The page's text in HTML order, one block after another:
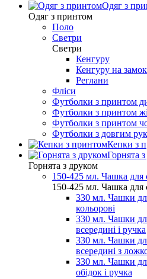
Одяг з
Одяг з принтом
Поло
Светри
Светри
Кенгуру
Кенгуру на замок
Реглани
Фліси
Футболки з принтом
Футболки з принтом
Футболки з принтом
Футболки з довгим
Кепки з
Горнята
Горнята з друком
150-425 мл. Чашка для
150-425 мл. Чашка для
330 мл. Чашки
кольорові
330 мл. Чашки
всередині і ручка
330 мл. Чашки
всередині з
330 мл. Чашки
обідок і ручка